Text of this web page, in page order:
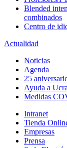
Blended
combinados
Centro de
Actualidad
Noticias
Agenda
25
Ayuda a
Medidas
Intranet
Tienda
Empresas
Prensa